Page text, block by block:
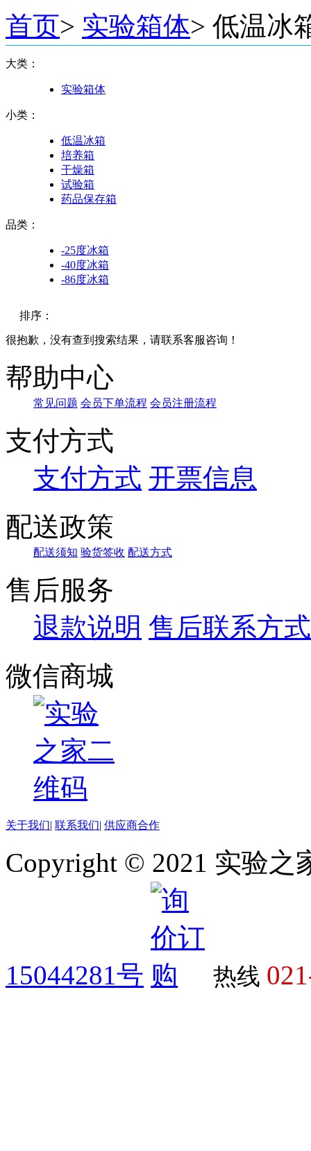
首页> 实验箱体> 低温冰
大类：
实验箱体
小类：
低温冰箱
培养箱
干燥箱
试验箱
药品保存箱
品类：
-25度冰箱
-40度冰箱
-86度冰箱
排序：
价格
品牌
很抱歉，没有查到搜索结果，请联系客服咨询！
帮助中心
常见问题 会员下单流程 会员注册流程
支付方式
支付方式 开票信息
配送政策
配送须知 验货签收 配送方式
售后服务
退款说明 售后联系方式
微信商城
关于我们| 联系我们| 供应商合作
Copyright © 2021 实验之
15044281号 热线